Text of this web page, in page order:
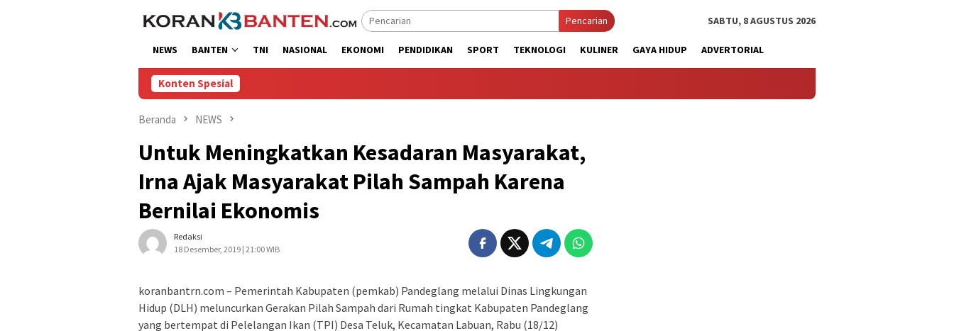
Pencarian SABTU, 8 AGUSTUS 2026
NEWS BANTEN TNI NASIONAL EKONOMI PENDIDIKAN SPORT TEKNOLOGI KULINER GAYA HIDUP ADVERTORIAL
Konten Spesial
Beranda NEWS
Untuk Meningkatkan Kesadaran Masyarakat,
Irna Ajak Masyarakat Pilah Sampah Karena
Bernilai Ekonomis
Redaksi
18 Desember, 2019 | 21:00 WIB
koranbantrn.com – Pemerintah Kabupaten (pemkab) Pandeglang melalui Dinas Lingkungan
Hidup (DLH) meluncurkan Gerakan Pilah Sampah dari Rumah tingkat Kabupaten Pandeglang
yang bertempat di Pelelangan Ikan (TPI) Desa Teluk, Kecamatan Labuan, Rabu (18/12)